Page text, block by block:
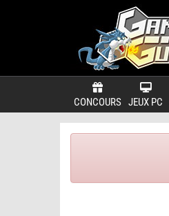
CONCOURS JEUX PC